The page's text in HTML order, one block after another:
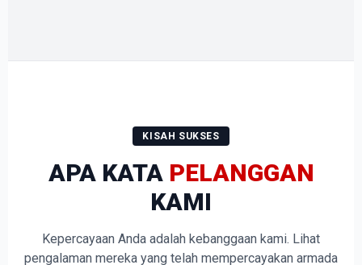
KISAH SUKSES
APA KATA PELANGGAN
KAMI
Kepercayaan Anda adalah kebanggaan kami. Lihat
pengalaman mereka yang telah mempercayakan armada